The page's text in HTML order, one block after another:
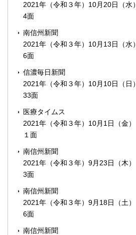
2021年（令和３年）10月20日（水）
4面
南信州新聞
2021年（令和３年）10月13日（水）
6面
信濃毎日新聞
2021年（令和３年）10月10日（日）
33面
医療タイムス
2021年（令和３年）10月1日（金）
１面
南信州新聞
2021年（令和３年）9月23日（木）
3面
南信州新聞
2021年（令和３年）9月18日（土）
6面
南信州新聞